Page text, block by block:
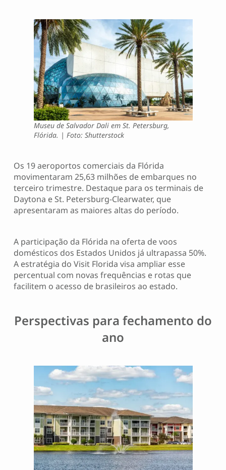
Museu de Salvador Dali em St. Petersburg,
Flórida. | Foto: Shutterstock
Os 19 aeroportos comerciais da Flórida
movimentaram 25,63 milhões de embarques no
terceiro trimestre. Destaque para os terminais de
Daytona e St. Petersburg-Clearwater, que
apresentaram as maiores altas do período.
A participação da Flórida na oferta de voos
domésticos dos Estados Unidos já ultrapassa 50%.
A estratégia do Visit Florida visa ampliar esse
percentual com novas frequências e rotas que
facilitem o acesso de brasileiros ao estado.
Perspectivas para fechamento do
ano